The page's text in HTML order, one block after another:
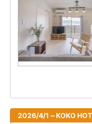
2026/4/1～KOKO